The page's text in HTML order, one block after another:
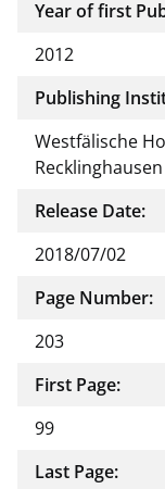
Year of first
2012
Publishing
Westfälische
Recklinghausen
Release Date:
2018/07/02
Page Number:
203
First Page:
99
Last Page: